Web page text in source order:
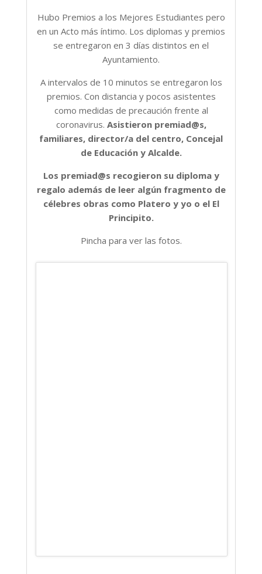
Hubo Premios a los Mejores Estudiantes pero
en un Acto más íntimo. Los diplomas y premios
se entregaron en 3 días distintos en el
Ayuntamiento.
A intervalos de 10 minutos se entregaron los
premios. Con distancia y pocos asistentes
como medidas de precaución frente al
coronavirus. Asistieron premiad@s,
familiares, director/a del centro, Concejal
de Educación y Alcalde.
Los premiad@s recogieron su diploma y
regalo además de leer algún fragmento de
célebres obras como Platero y yo o el El
Principito.
Pincha para ver las fotos.